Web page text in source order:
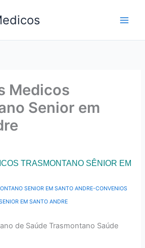
Medicos
Senior em
TRASMONTANO SÊNIOR EM
SENIOR EM SANTO ANDRE-CONVENIOS
EM SANTO ANDRE
de Saúde Trasmontano Saúde